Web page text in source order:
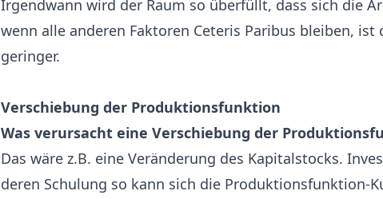
Irgendwann wird der Raum so überfüllt, dass sich die
wenn alle anderen Faktoren Ceteris Paribus bleiben,
geringer.
Verschiebung der Produktionsfunktion
Was verursacht eine Verschiebung der
Das wäre z.B. eine Veränderung des Kapitalstocks.
deren Schulung so kann sich die Produktionsfunktion-